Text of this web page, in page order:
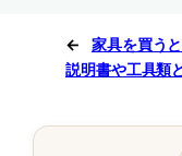
←
家具を買う
説明書や工具類